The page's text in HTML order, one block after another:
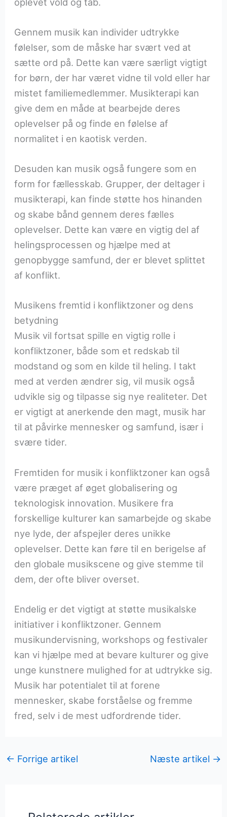
Gennem musik kan individer udtrykke
følelser, som de måske har svært ved at
sætte ord på. Dette kan være særligt vigtigt
for børn, der har været vidne til vold eller har
mistet familiemedlemmer. Musikterapi kan
give dem en måde at bearbejde deres
oplevelser på og finde en følelse af
normalitet i en kaotisk verden.
Desuden kan musik også fungere som en
form for fællesskab. Grupper, der deltager i
musikterapi, kan finde støtte hos hinanden
og skabe bånd gennem deres fælles
oplevelser. Dette kan være en vigtig del af
helingsprocessen og hjælpe med at
genopbygge samfund, der er blevet splittet
af konflikt.
Musikens fremtid i konfliktzoner og dens
betydning
Musik vil fortsat spille en vigtig rolle i
konfliktzoner, både som et redskab til
modstand og som en kilde til heling. I takt
med at verden ændrer sig, vil musik også
udvikle sig og tilpasse sig nye realiteter. Det
er vigtigt at anerkende den magt, musik har
til at påvirke mennesker og samfund, især i
svære tider.
Fremtiden for musik i konfliktzoner kan også
være præget af øget globalisering og
teknologisk innovation. Musikere fra
forskellige kulturer kan samarbejde og skabe
nye lyde, der afspejler deres unikke
oplevelser. Dette kan føre til en berigelse af
den globale musikscene og give stemme til
dem, der ofte bliver overset.
Endelig er det vigtigt at støtte musikalske
initiativer i konfliktzoner. Gennem
musikundervisning, workshops og festivaler
kan vi hjælpe med at bevare kulturer og give
unge kunstnere mulighed for at udtrykke sig.
Musik har potentialet til at forene
mennesker, skabe forståelse og fremme
fred, selv i de mest udfordrende tider.
← Forrige artikel Næste artikel →